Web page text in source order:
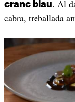
cranc blau. Al
cabra, treballada